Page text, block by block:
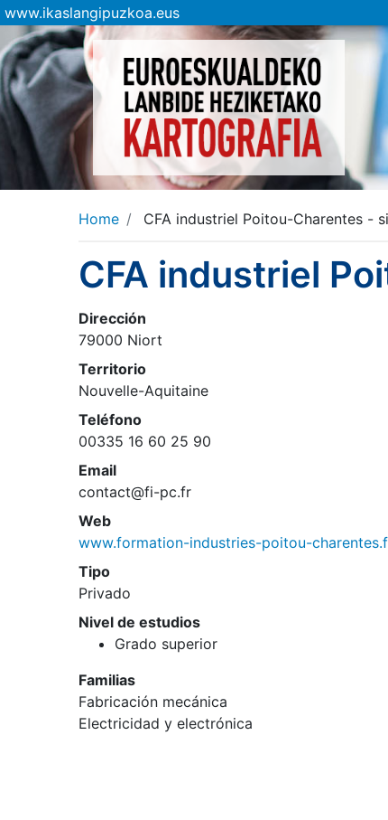
www.ikaslangipuzkoa.eus
Home CFA industriel Poitou-Charentes -
CFA industriel
Dirección
79000 Niort
Territorio
Nouvelle-Aquitaine
Teléfono
00335 16 60 25 90
Email
contact@fi-pc.fr
Web
www.formation-industries-poitou-
Tipo
Privado
Nivel de estudios
Grado superior
Familias
Fabricación mecánica
Electricidad y electrónica